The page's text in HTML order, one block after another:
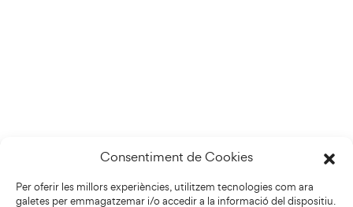
Consentiment de Cookies
Per oferir les millors experiències, utilitzem tecnologies com ara
galetes per emmagatzemar i/o accedir a la informació del dispositiu.